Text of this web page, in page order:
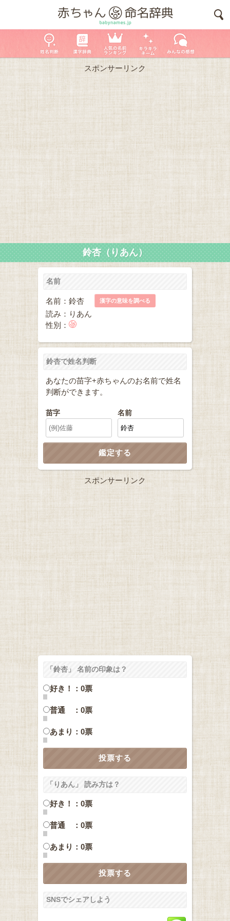
スポンサーリンク
鈴杏（りあん）
名前
名前：鈴杏 漢字の意味を調べる
読み：りあん
性別：
鈴杏で姓名判断
あなたの苗字+赤ちゃんのお名前で姓名
判断ができます。
苗字 名前
スポンサーリンク
「鈴杏」 名前の印象は？
好き！：0票
普通 ：0票
あまり：0票
「りあん」 読み方は？
好き！：0票
普通 ：0票
あまり：0票
SNSでシェアしよう